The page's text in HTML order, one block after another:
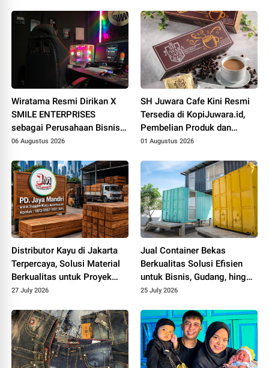
Wiratama Resmi Dirikan X
SMILE ENTERPRISES
sebagai Perusahaan Bisnis
Digital
06 Augustus 2026
SH Juwara Cafe Kini Resmi
Tersedia di KopiJuwara.id,
Pembelian Produk dan
Peluang Kerja Sama Dibuka
01 Augustus 2026
Distributor Kayu di Jakarta
Terpercaya, Solusi Material
Berkualitas untuk Proyek
Konstruksi yang Lebih
27 July 2026
Jual Container Bekas
Berkualitas Solusi Efisien
untuk Bisnis, Gudang, hingga
Proyek Konstruksi
25 July 2026